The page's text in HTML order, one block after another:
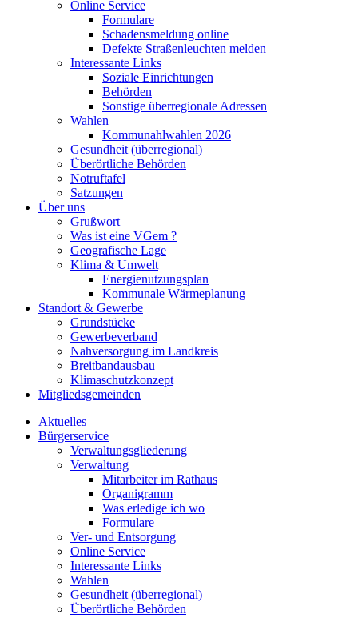
Online Service
Formulare
Schadensmeldung online
Defekte Straßenleuchten melden
Interessante Links
Soziale Einrichtungen
Behörden
Sonstige überregionale Adressen
Wahlen
Kommunahlwahlen 2026
Gesundheit (überregional)
Überörtliche Behörden
Notruftafel
Satzungen
Über uns
Grußwort
Was ist eine VGem ?
Geografische Lage
Klima & Umwelt
Energienutzungsplan
Kommunale Wärmeplanung
Standort & Gewerbe
Grundstücke
Gewerbeverband
Nahversorgung im Landkreis
Breitbandausbau
Klimaschutzkonzept
Mitgliedsgemeinden
Aktuelles
Bürgerservice
Verwaltungsgliederung
Verwaltung
Mitarbeiter im Rathaus
Organigramm
Was erledige ich wo
Formulare
Ver- und Entsorgung
Online Service
Interessante Links
Wahlen
Gesundheit (überregional)
Überörtliche Behörden